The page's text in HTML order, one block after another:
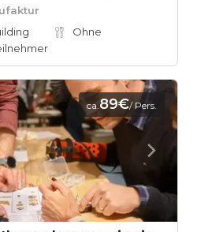
Ohne
ca.89€/ Pers.